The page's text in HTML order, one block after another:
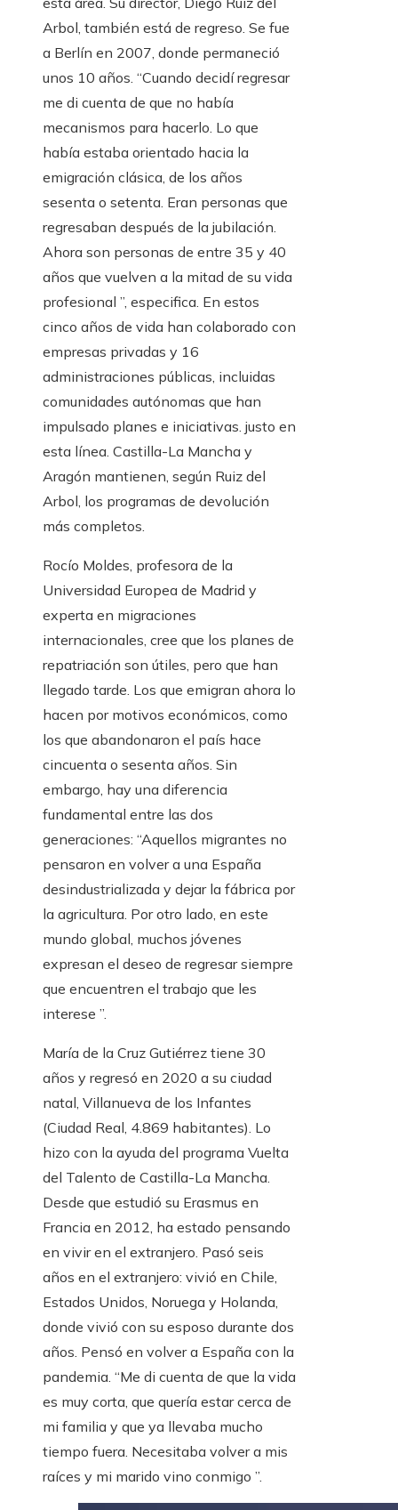
Arbol, también está de regreso. Se fue
a Berlín en 2007, donde permaneció
unos 10 años. “Cuando decidí regresar
me di cuenta de que no había
mecanismos para hacerlo. Lo que
había estaba orientado hacia la
emigración clásica, de los años
sesenta o setenta. Eran personas que
regresaban después de la jubilación.
Ahora son personas de entre 35 y 40
años que vuelven a la mitad de su vida
profesional ”, especifica. En estos
cinco años de vida han colaborado con
empresas privadas y 16
administraciones públicas, incluidas
comunidades autónomas que han
impulsado planes e iniciativas. justo en
esta línea. Castilla-La Mancha y
Aragón mantienen, según Ruiz del
Arbol, los programas de devolución
más completos.
Rocío Moldes, profesora de la
Universidad Europea de Madrid y
experta en migraciones
internacionales, cree que los planes de
repatriación son útiles, pero que han
llegado tarde. Los que emigran ahora lo
hacen por motivos económicos, como
los que abandonaron el país hace
cincuenta o sesenta años. Sin
embargo, hay una diferencia
fundamental entre las dos
generaciones: “Aquellos migrantes no
pensaron en volver a una España
desindustrializada y dejar la fábrica por
la agricultura. Por otro lado, en este
mundo global, muchos jóvenes
expresan el deseo de regresar siempre
que encuentren el trabajo que les
interese ”.
María de la Cruz Gutiérrez tiene 30
años y regresó en 2020 a su ciudad
natal, Villanueva de los Infantes
(Ciudad Real, 4.869 habitantes). Lo
hizo con la ayuda del programa Vuelta
del Talento de Castilla-La Mancha.
Desde que estudió su Erasmus en
Francia en 2012, ha estado pensando
en vivir en el extranjero. Pasó seis
años en el extranjero: vivió en Chile,
Estados Unidos, Noruega y Holanda,
donde vivió con su esposo durante dos
años. Pensó en volver a España con la
pandemia. “Me di cuenta de que la vida
es muy corta, que quería estar cerca de
mi familia y que ya llevaba mucho
tiempo fuera. Necesitaba volver a mis
raíces y mi marido vino conmigo ”.